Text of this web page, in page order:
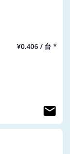
¥0.406 / 台 *